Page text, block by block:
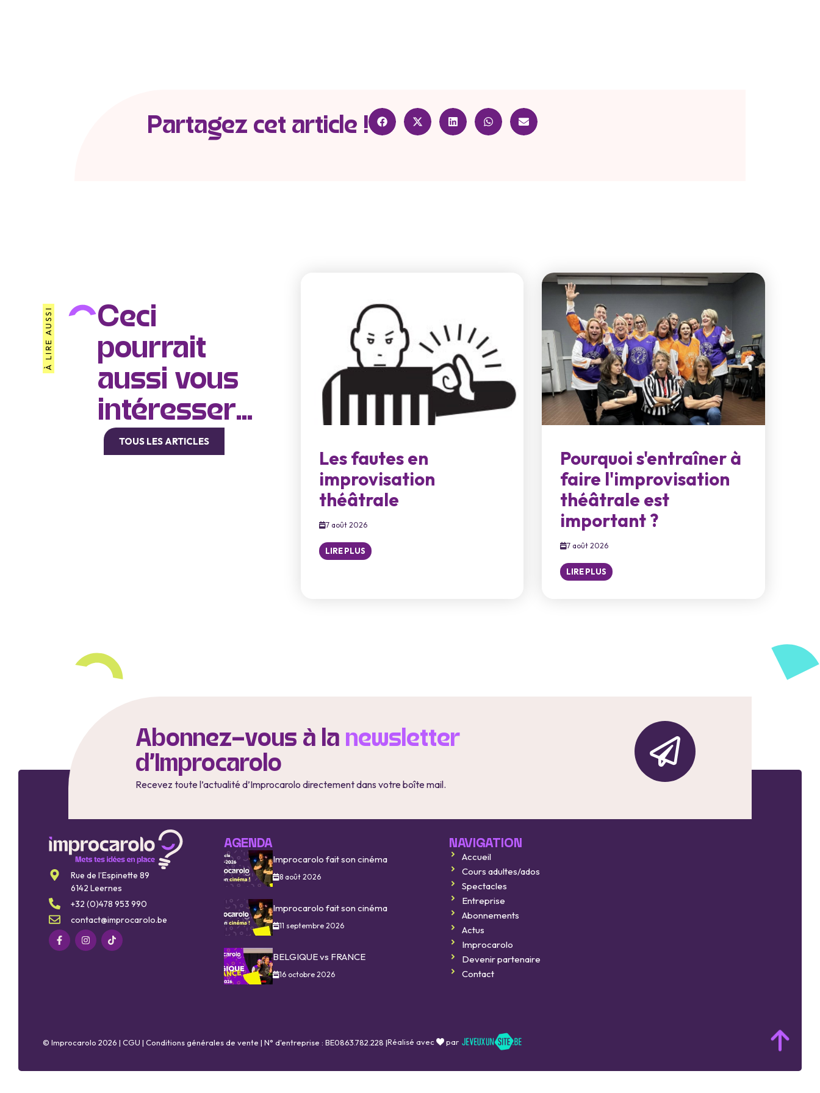
Partagez cet article !
À LIRE AUSSI
Ceci
pourrait
aussi vous
intéresser...
TOUS LES ARTICLES
Les fautes en
improvisation
théâtrale
7 août 2026
LIRE PLUS
Pourquoi s'entraîner à
faire l'improvisation
théâtrale est
important ?
7 août 2026
LIRE PLUS
Abonnez-vous à la newsletter
d'Improcarolo
Recevez toute l’actualité d’Improcarolo directement dans votre boîte mail.
Rue de l’Espinette 89
6142 Leernes
+32 (0)478 953 990
contact@improcarolo.be
AGENDA
Improcarolo fait son cinéma
8 août 2026
Improcarolo fait son cinéma
11 septembre 2026
BELGIQUE vs FRANCE
16 octobre 2026
NAVIGATION
Accueil
Cours adultes/ados
Spectacles
Entreprise
Abonnements
Actus
Improcarolo
Devenir partenaire
Contact
© Improcarolo 2026 | CGU | Conditions générales de vente | N° d'entreprise : BE0863.782.228 |Réalisé avec par